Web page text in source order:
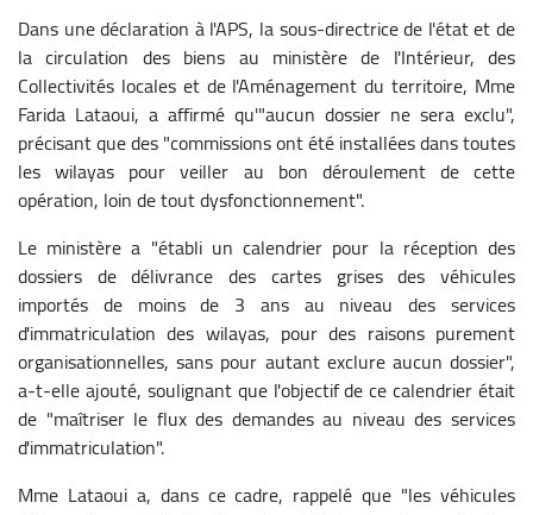
Dans une déclaration à l'APS, la sous-directrice de l'état et de
la circulation des biens au ministère de l'Intérieur, des
Collectivités locales et de l'Aménagement du territoire, Mme
Farida Lataoui, a affirmé qu'"aucun dossier ne sera exclu",
précisant que des "commissions ont été installées dans toutes
les wilayas pour veiller au bon déroulement de cette
opération, loin de tout dysfonctionnement".
Le ministère a "établi un calendrier pour la réception des
dossiers de délivrance des cartes grises des véhicules
importés de moins de 3 ans au niveau des services
d'immatriculation des wilayas, pour des raisons purement
organisationnelles, sans pour autant exclure aucun dossier",
a-t-elle ajouté, soulignant que l'objectif de ce calendrier était
de "maîtriser le flux des demandes au niveau des services
d'immatriculation".
Mme Lataoui a, dans ce cadre, rappelé que "les véhicules